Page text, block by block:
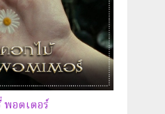
อตเตอร์